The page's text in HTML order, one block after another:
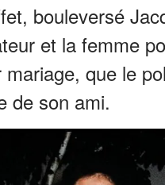
bouleversé
et la femme
que le
de son ami.